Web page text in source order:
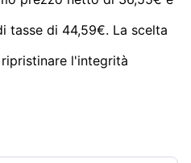
tasse di 44,59€. La scelta
l'integrità